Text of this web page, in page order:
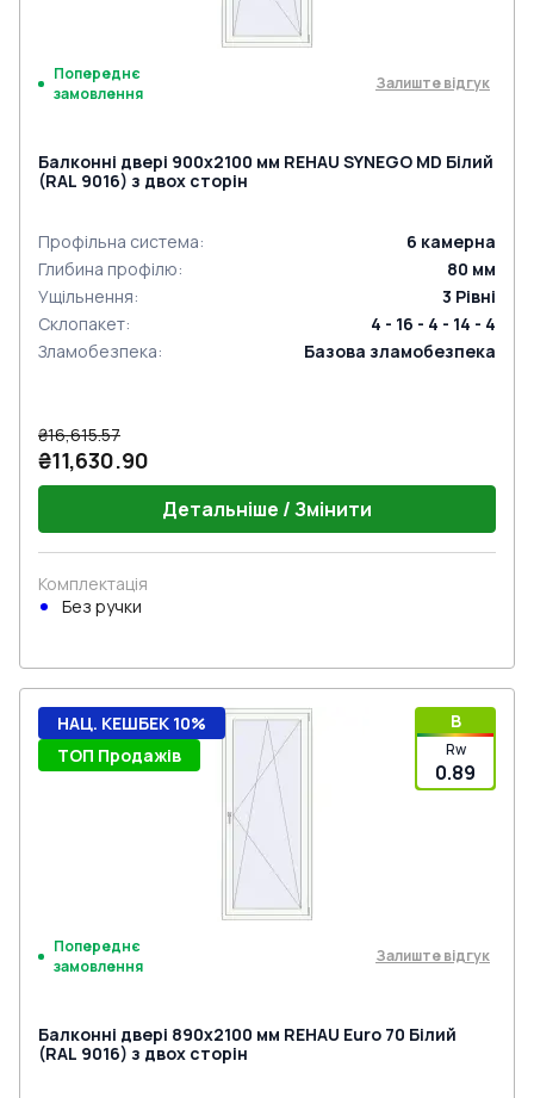
Попереднє
замовлення
Залиште відгук
Балконні двері 900x2100 мм REHAU SYNEGO MD Білий
(RAL 9016) з двох сторін
Профільна система: 6 камерна
Глибина профілю: 80 мм
Ущільнення: 3 Рівні
Склопакет:
4 - 16 - 4 - 14 - 4
Зламобезпека: Базова зламобезпека
₴16,615.57
₴11,630.90
Детальніше / Змінити
Комплектація
Без ручки
B
Rw
0.89
НАЦ. КЕШБЕК 10%
ТОП Продажів
Попереднє
замовлення
Залиште відгук
Балконні двері 890x2100 мм REHAU Euro 70 Білий
(RAL 9016) з двох сторін